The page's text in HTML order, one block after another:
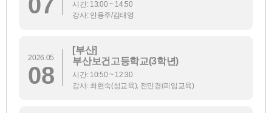
시간: 13:00 ~ 14:50
강사: 안용주/김태영
2026.05
08
[부산]
부산보건고등학교(3학년)
시간: 10:50 ~ 12:30
강사: 최현숙(성교육), 전민경(피임교육)